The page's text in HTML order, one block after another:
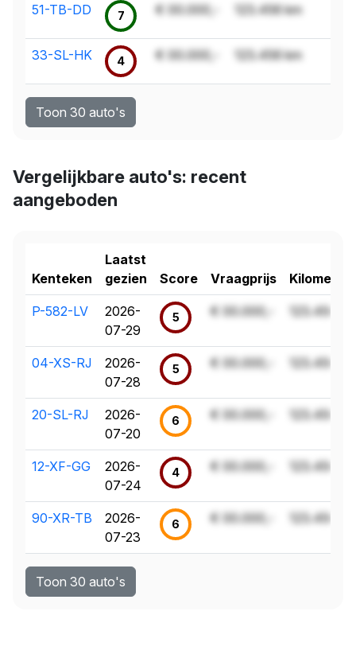
51-TB-DD 7 € 00.000,- 123.456 km
33-SL-HK 4 € 00.000,- 123.456 km
Toon 30 auto's
Vergelijkbare auto's: recent
aangeboden
Kenteken
Laatst
gezien
Score Vraagprijs
P-582-LV
2026-
07-29
5 € 00.000,- 123.456 km
04-XS-RJ
2026-
07-28
5 € 00.000,- 123.456 km
20-SL-RJ
2026-
07-20
6 € 00.000,- 123.456 km
12-XF-GG
2026-
07-24
4 € 00.000,- 123.456 km
90-XR-TB
2026-
07-23
6 € 00.000,- 123.456 km
Toon 30 auto's